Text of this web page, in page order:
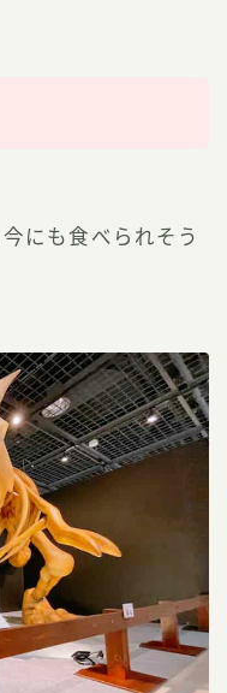
にも食べられそう